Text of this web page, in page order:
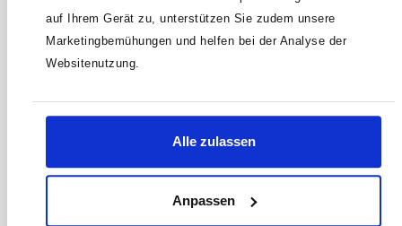
auf Ihrem Gerät zu, unterstützen Sie zudem unsere
Marketingbemühungen und helfen bei der Analyse der
Websitenutzung.
Alle zulassen
Anpassen
zusätzlich einen 15€ Gutschein* für deinen
nächsten Einkauf.
E-
einlösbar. Mit der Anmeldung akzeptierst du unsere